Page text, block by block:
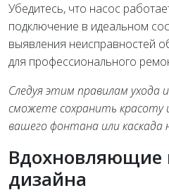
Убедитесь, что насос
подключение в идеальном
выявления неисправностей
для профессионального
Следуя этим правилам ухода
сможете сохранить красоту
вашего фонтана или каскада
Вдохновляющие
дизайна